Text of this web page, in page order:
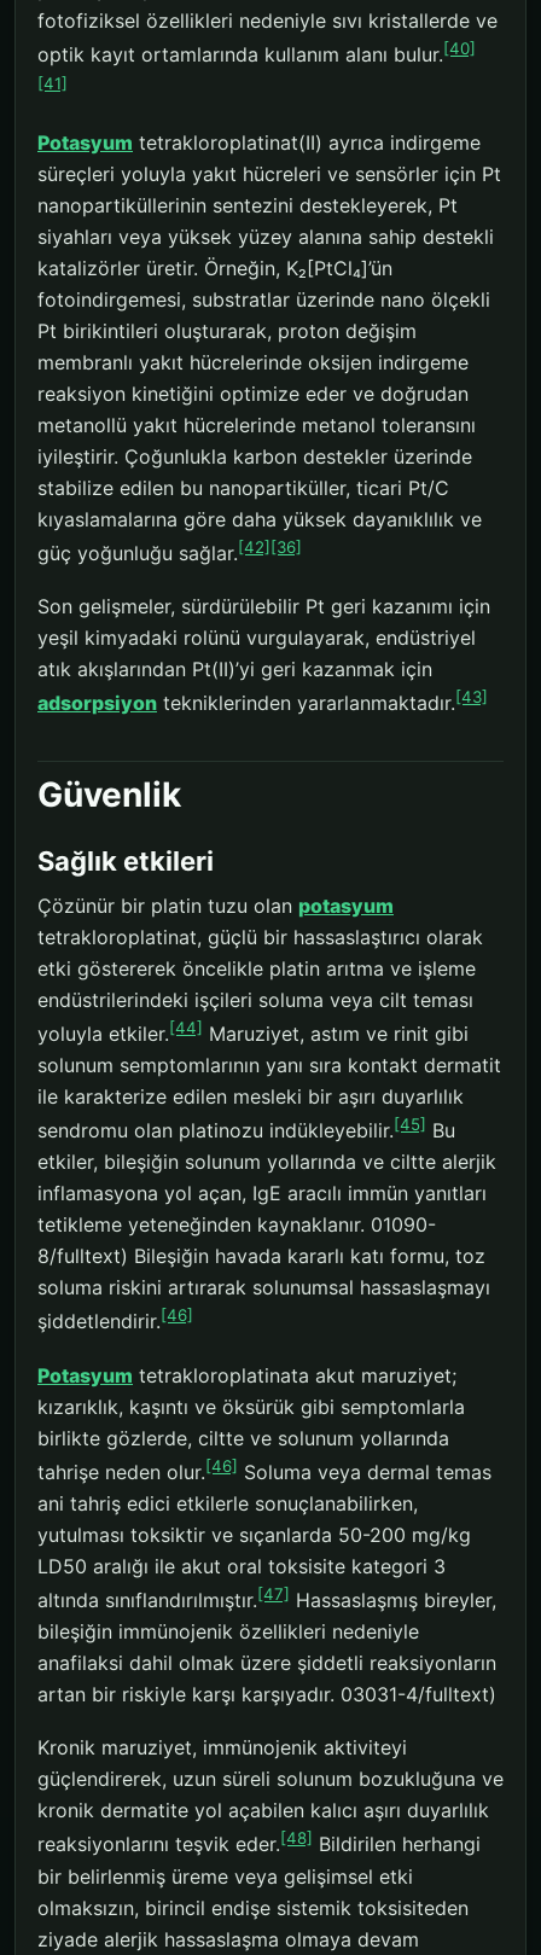
fotofiziksel özellikleri nedeniyle sıvı kristallerde ve
optik kayıt ortamlarında kullanım alanı bulur.[40]
[41]
Potasyum tetrakloroplatinat(II) ayrıca indirgeme
süreçleri yoluyla yakıt hücreleri ve sensörler için Pt
nanopartiküllerinin sentezini destekleyerek, Pt
siyahları veya yüksek yüzey alanına sahip destekli
katalizörler üretir. Örneğin, K₂[PtCl₄]’ün
fotoindirgemesi, substratlar üzerinde nano ölçekli
Pt birikintileri oluşturarak, proton değişim
membranlı yakıt hücrelerinde oksijen indirgeme
reaksiyon kinetiğini optimize eder ve doğrudan
metanollü yakıt hücrelerinde metanol toleransını
iyileştirir. Çoğunlukla karbon destekler üzerinde
stabilize edilen bu nanopartiküller, ticari Pt/C
kıyaslamalarına göre daha yüksek dayanıklılık ve
güç yoğunluğu sağlar.[42] [36]
Son gelişmeler, sürdürülebilir Pt geri kazanımı için
yeşil kimyadaki rolünü vurgulayarak, endüstriyel
atık akışlarından Pt(II)’yi geri kazanmak için
adsorpsiyon tekniklerinden yararlanmaktadır.[43]
Güvenlik
Sağlık etkileri
Çözünür bir platin tuzu olan potasyum
tetrakloroplatinat, güçlü bir hassaslaştırıcı olarak
etki göstererek öncelikle platin arıtma ve işleme
endüstrilerindeki işçileri soluma veya cilt teması
yoluyla etkiler.[44] Maruziyet, astım ve rinit gibi
solunum semptomlarının yanı sıra kontakt dermatit
ile karakterize edilen mesleki bir aşırı duyarlılık
sendromu olan platinozu indükleyebilir.[45] Bu
etkiler, bileşiğin solunum yollarında ve ciltte alerjik
inflamasyona yol açan, IgE aracılı immün yanıtları
tetikleme yeteneğinden kaynaklanır. 01090-
8/fulltext) Bileşiğin havada kararlı katı formu, toz
soluma riskini artırarak solunumsal hassaslaşmayı
şiddetlendirir.[46]
Potasyum tetrakloroplatinata akut maruziyet;
kızarıklık, kaşıntı ve öksürük gibi semptomlarla
birlikte gözlerde, ciltte ve solunum yollarında
tahrişe neden olur.[46] Soluma veya dermal temas
ani tahriş edici etkilerle sonuçlanabilirken,
yutulması toksiktir ve sıçanlarda 50-200 mg/kg
LD50 aralığı ile akut oral toksisite kategori 3
altında sınıflandırılmıştır.[47] Hassaslaşmış bireyler,
bileşiğin immünojenik özellikleri nedeniyle
anafilaksi dahil olmak üzere şiddetli reaksiyonların
artan bir riskiyle karşı karşıyadır. 03031-4/fulltext)
Kronik maruziyet, immünojenik aktiviteyi
güçlendirerek, uzun süreli solunum bozukluğuna ve
kronik dermatite yol açabilen kalıcı aşırı duyarlılık
reaksiyonlarını teşvik eder.[48] Bildirilen herhangi
bir belirlenmiş üreme veya gelişimsel etki
olmaksızın, birincil endişe sistemik toksisiteden
ziyade alerjik hassaslaşma olmaya devam